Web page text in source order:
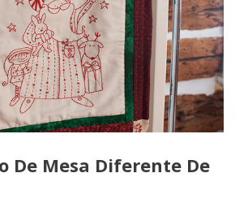
De Mesa Diferente De